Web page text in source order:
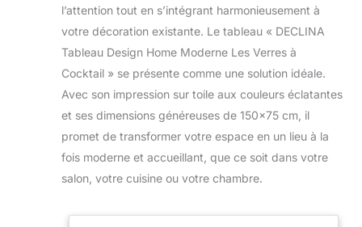
l’attention tout en s’intégrant harmonieusement à
votre décoration existante. Le tableau « DECLINA
Tableau Design Home Moderne Les Verres à
Cocktail » se présente comme une solution idéale.
Avec son impression sur toile aux couleurs éclatantes
et ses dimensions généreuses de 150×75 cm, il
promet de transformer votre espace en un lieu à la
fois moderne et accueillant, que ce soit dans votre
salon, votre cuisine ou votre chambre.